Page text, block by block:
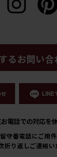
るお問い
LINE
電話での対応を
守番電話にご用
折り返しご連絡い